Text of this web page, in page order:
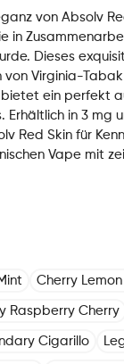
von Absolv
in
Dieses
Virginia-
bietet ein perfekt
Erhältlich in 3 mg
Red Skin für
Vape mit
Cherry
Raspberry Cherry
Cigarillo